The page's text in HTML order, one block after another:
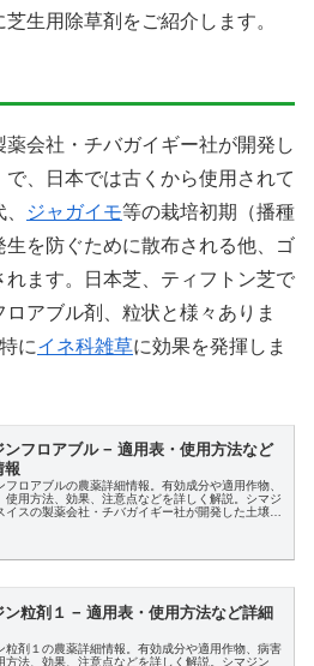
生用除草剤をご紹介します。
会社・チバガイギー社が開発し
で、日本では古くから使用されて
ジャガイモ等の栽培初期（播種
を防ぐために散布される他、ゴ
ます。日本芝、ティフトン芝で
アブル剤、粒状と様々ありま
にイネ科雑草に効果を発揮しま
ンフロアブル − 適用表・使用方法など
報
フロアブルの農薬詳細情報。有効成分や適用作物、
使用方法、効果、注意点などを詳しく解説。シマジ
イスの製薬会社・チバガイギー社が開発した土壌処
ン粒剤１ − 適用表・使用方法など詳細
粒剤１の農薬詳細情報。有効成分や適用作物、病害
方法、効果、注意点などを詳しく解説。シマジン